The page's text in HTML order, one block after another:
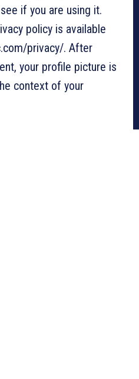
if you are using it.
policy is available
privacy/. After
your profile picture is
context of your